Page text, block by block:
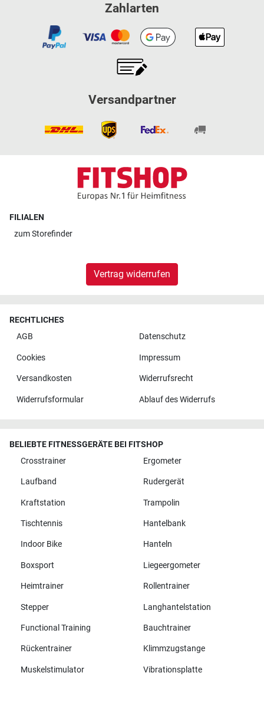
Zahlarten
Versandpartner
FILIALEN
zumStorefinder
Vertrag widerrufen
RECHTLICHES
AGB
Datenschutz
Cookies Impressum
Versandkosten Widerrufsrecht
Widerrufsformular Ablauf des Widerrufs
BELIEBTE FITNESSGERÄTE BEI FITSHOP
Crosstrainer
Ergometer
Laufband Rudergerät
Kraftstation Trampolin
Tischtennis Hantelbank
Indoor Bike Hanteln
Boxsport Liegeergometer
Heimtrainer Rollentrainer
Stepper Langhantelstation
Functional Training Bauchtrainer
Rückentrainer Klimmzugstange
Muskelstimulator Vibrationsplatte